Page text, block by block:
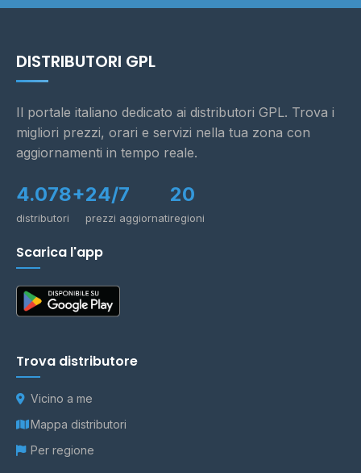
DISTRIBUTORI GPL
Il portale italiano dedicato ai distributori GPL. Trova i
migliori prezzi, orari e servizi nella tua zona con
aggiornamenti in tempo reale.
4.078+
distributori
24/7
prezzi aggiornati
20
regioni
Scarica l'app
Trova distributore
Vicino a me
Mappa distributori
Per regione